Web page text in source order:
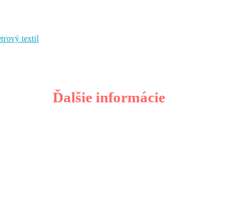
textil
Ďalšie informácie